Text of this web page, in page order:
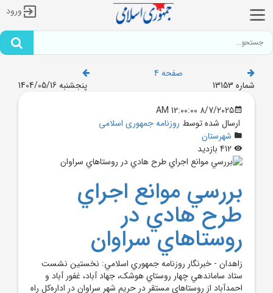
ورود
صفحه 4
شماره 13153
پنجشنبه 1404/05/16
8/7/2025 12:00:00 AM
ارسال شده توسط روزنامه جمهوری اسلامی
شهرستان
بررسي موانع اجراي
طرح هادي در
روستاهاي سراوان
زاهدان - خبرنگار روزنامه جمهوري اسلامي: نخستين نشست
ستاد ساماندهي چهار روستاي هوشک، جهاد آباد، غفور آباد و
احمدآباد از روستاهاي مستقر در حريم شهر سراوان در اداره‌کل راه